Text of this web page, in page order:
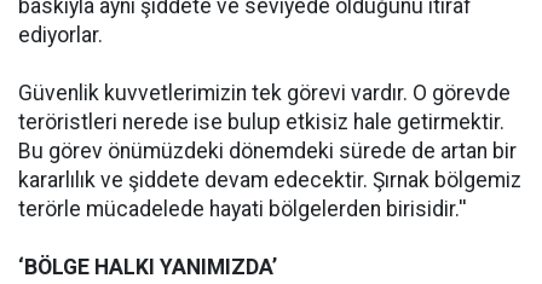
baskıyla aynı şiddete ve seviyede olduğunu itiraf
ediyorlar.
Güvenlik kuvvetlerimizin tek görevi vardır. O görevde
teröristleri nerede ise bulup etkisiz hale getirmektir.
Bu görev önümüzdeki dönemdeki sürede de artan bir
kararlılık ve şiddete devam edecektir. Şırnak bölgemiz
terörle mücadelede hayati bölgelerden birisidir.''
‘BÖLGE HALKI YANIMIZDA’